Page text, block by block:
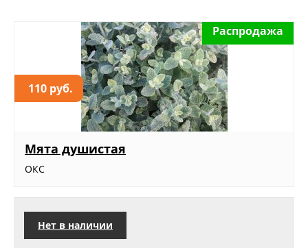
110 руб.
Распродажа
Мята душистая
ОКС
Нет в наличии